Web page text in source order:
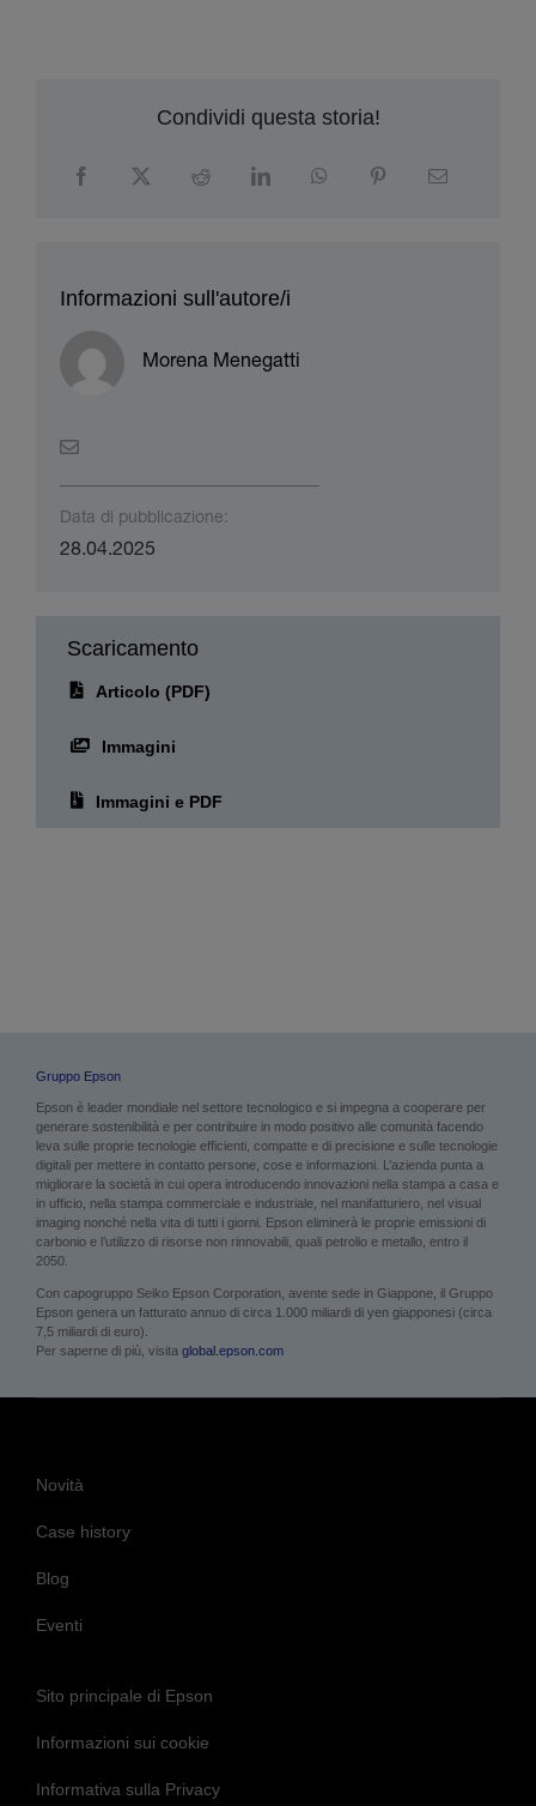
Condividi questa storia!
Informazioni sull'autore/i
Morena Menegatti
Data di pubblicazione:
28.04.2025
Scaricamento
Articolo (PDF)
Immagini
Immagini e PDF
Gruppo Epson
Epson è leader mondiale nel settore tecnologico e si impegna a cooperare per
generare sostenibilità e per contribuire in modo positivo alle comunità facendo
leva sulle proprie tecnologie efficienti, compatte e di precisione e sulle tecnologie
digitali per mettere in contatto persone, cose e informazioni. L’azienda punta a
migliorare la società in cui opera introducendo innovazioni nella stampa a casa e
in ufficio, nella stampa commerciale e industriale, nel manifatturiero, nel visual
imaging nonché nella vita di tutti i giorni. Epson eliminerà le proprie emissioni di
carbonio e l’utilizzo di risorse non rinnovabili, quali petrolio e metallo, entro il
2050.
Con capogruppo Seiko Epson Corporation, avente sede in Giappone, il Gruppo
Epson genera un fatturato annuo di circa 1.000 miliardi di yen giapponesi (circa
7,5 miliardi di euro).
Per saperne di più, visita global.epson.com
Novità
Case history
Blog
Eventi
Sito principale di Epson
Informazioni sui cookie
Informativa sulla Privacy